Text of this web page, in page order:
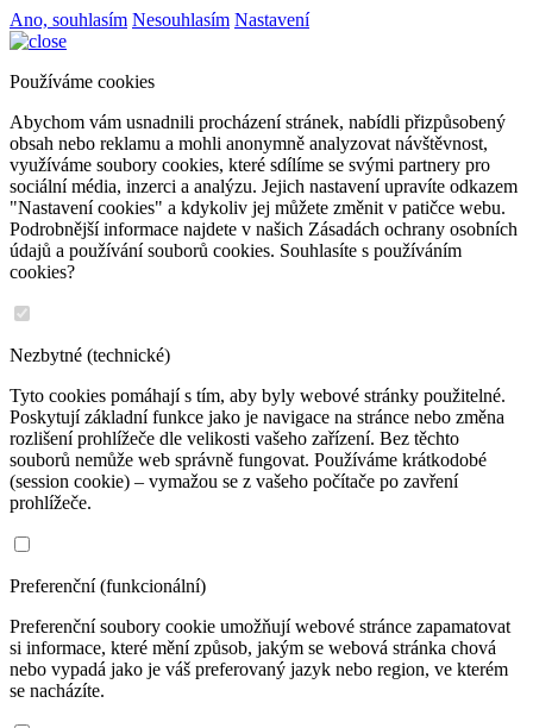
Ano, souhlasím Nesouhlasím Nastavení
Používáme cookies
Abychom vám usnadnili procházení stránek, nabídli přizpůsobený
obsah nebo reklamu a mohli anonymně analyzovat návštěvnost,
využíváme soubory cookies, které sdílíme se svými partnery pro
sociální média, inzerci a analýzu. Jejich nastavení upravíte odkazem
"Nastavení cookies" a kdykoliv jej můžete změnit v patičce webu.
Podrobnější informace najdete v našich Zásadách ochrany osobních
údajů a používání souborů cookies. Souhlasíte s používáním
cookies?
Nezbytné (technické)
Tyto cookies pomáhají s tím, aby byly webové stránky použitelné.
Poskytují základní funkce jako je navigace na stránce nebo změna
rozlišení prohlížeče dle velikosti vašeho zařízení. Bez těchto
souborů nemůže web správně fungovat. Používáme krátkodobé
(session cookie) – vymažou se z vašeho počítače po zavření
prohlížeče.
Preferenční (funkcionální)
Preferenční soubory cookie umožňují webové stránce zapamatovat
si informace, které mění způsob, jakým se webová stránka chová
nebo vypadá jako je váš preferovaný jazyk nebo region, ve kterém
se nacházíte.